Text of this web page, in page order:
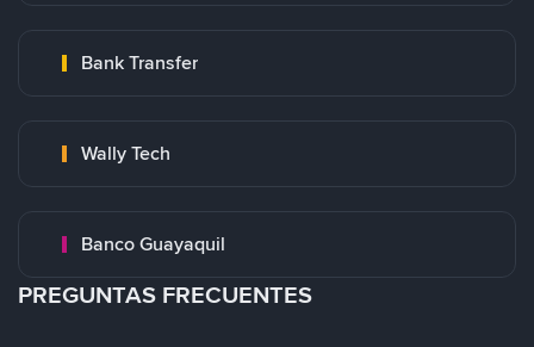
Bank Transfer
Wally Tech
Banco Guayaquil
PREGUNTAS FRECUENTES